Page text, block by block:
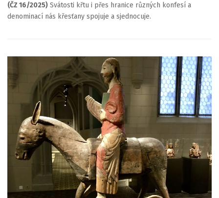
(ČZ 16/2025) Svátosti křtu i přes hranice různých konfesí a
denominací nás křesťany spojuje a sjednocuje.